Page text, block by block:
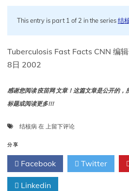
This entry is part 1 of 2 in the series结
Tuberculosis Fast Facts CNN 编
8日 2002
感谢您阅读 疫苗网 文章！这篇文章是公开的
标题或阅读更多!!!
结核病 在 结
速
览
上留下评论
分享
Facebook Twitter
Linkedin